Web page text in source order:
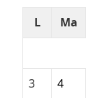
L
Ma
3
4